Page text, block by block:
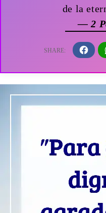
de la
— 2